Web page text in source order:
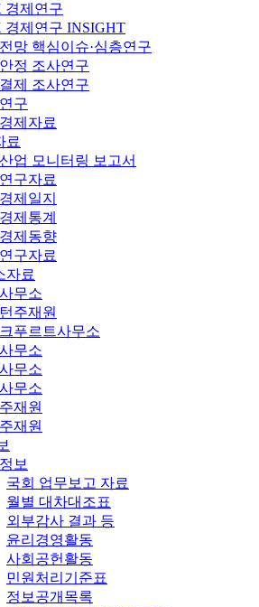
경제연구
경제연구 INSIGHT
망 핵심이슈·심층연구
정 조사연구
제 조사연구
구
제자료
료
업 모니터링 보고서
구자료
제일지
제통계
제동향
구자료
자료
무소
주재원
푸르트사무소
무소
무소
무소
재원
재원
보
국회 업무보고 자료
월별 대차대조표
외부감사 결과 등
윤리경영활동
사회공헌활동
민원처리기준표
정보공개목록